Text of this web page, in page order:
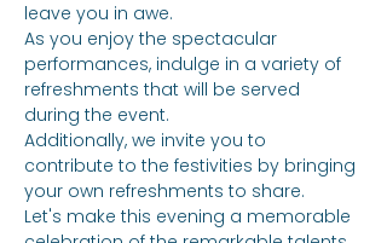
leave you in awe.
As you enjoy the spectacular
performances, indulge in a variety of
refreshments that will be served
during the event.
Additionally, we invite you to
contribute to the festivities by bringing
your own refreshments to share.
Let's make this evening a memorable